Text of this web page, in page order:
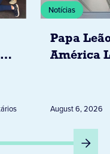
Notícias
Papa
América
Peru
August 6, 2026